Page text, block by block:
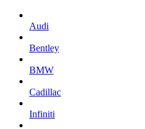
Audi
Bentley
BMW
Cadillac
Infiniti